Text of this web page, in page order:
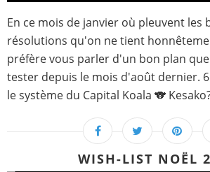
En ce mois de janvier où pleuvent les
résolutions qu'on ne tient
préfère vous parler d'un bon plan
tester depuis le mois d'août dernier.
le système du Capital Koala 🐨
WISH-LIST NOËL